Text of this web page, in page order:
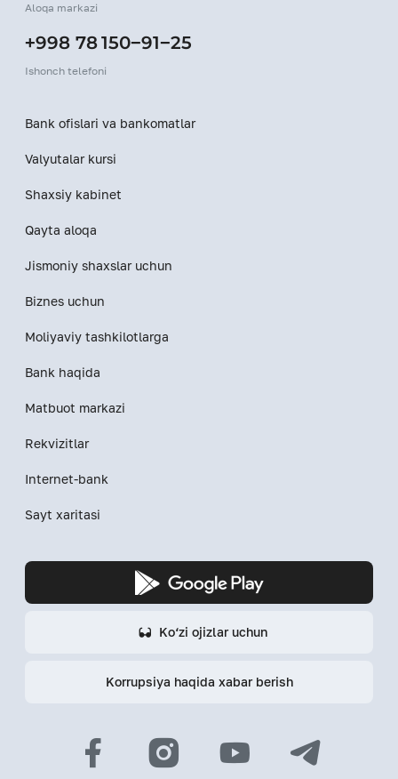
Aloqa markazi
+998 78 150−91−25
Ishonch telefoni
Bank ofislari va bankomatlar
Valyutalar kursi
Shaxsiy kabinet
Qayta aloqa
Jismoniy shaxslar uchun
Biznes uchun
Moliyaviy tashkilotlarga
Bank haqida
Matbuot markazi
Rekvizitlar
Internet-bank
Sayt xaritasi
Ko‘zi ojizlar uchun
Korrupsiya haqida xabar berish